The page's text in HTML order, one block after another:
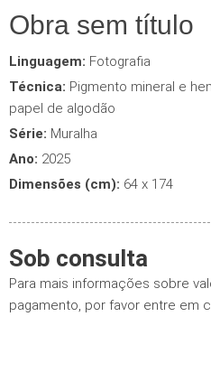
Obra sem título
Linguagem: Fotografia
Técnica: Pigmento mineral e
papel de algodão
Série: Muralha
Ano: 2025
Dimensões (cm): 64 x 174
Sob consulta
Para mais informações sobre
pagamento, por favor entre em